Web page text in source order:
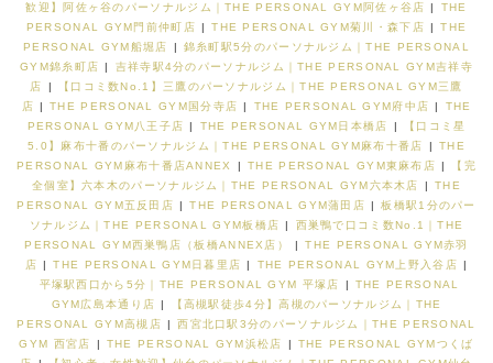
歓迎】阿佐ヶ谷のパーソナルジム｜THE PERSONAL GYM阿佐ヶ谷店
THE
PERSONAL GYM門前仲町店
THE PERSONAL GYM菊川・森下店
THE
PERSONAL GYM船堀店
錦糸町駅5分のパーソナルジム｜THE PERSONAL
GYM錦糸町店
吉祥寺駅4分のパーソナルジム｜THE PERSONAL GYM吉祥寺
店
【口コミ数No.1】三鷹のパーソナルジム｜THE PERSONAL GYM三鷹
店
THE PERSONAL GYM国分寺店 THE PERSONAL GYM府中店
THE
PERSONAL GYM八王子店
THE PERSONAL GYM日本橋店
【口コミ星
5.0】麻布十番のパーソナルジム｜THE PERSONAL GYM麻布十番店
THE
PERSONAL GYM麻布十番店ANNEX
THE PERSONAL GYM東麻布店
【完
全個室】六本木のパーソナルジム｜THE PERSONAL GYM六本木店
THE
PERSONAL GYM五反田店
THE PERSONAL GYM蒲田店
板橋駅1分のパー
ソナルジム｜THE PERSONAL GYM板橋店
西巣鴨で口コミ数No.1｜THE
PERSONAL GYM西巣鴨店（板橋ANNEX店）
THE PERSONAL GYM赤羽
店
THE PERSONAL GYM日暮里店 THE PERSONAL GYM上野入谷店
平塚駅西口から5分｜THE PERSONAL GYM 平塚店
THE PERSONAL
GYM広島本通り店
【高槻駅徒歩4分】高槻のパーソナルジム｜THE
PERSONAL GYM高槻店
西宮北口駅3分のパーソナルジム｜THE PERSONAL
GYM 西宮店
THE PERSONAL GYM浜松店
THE PERSONAL GYMつくば